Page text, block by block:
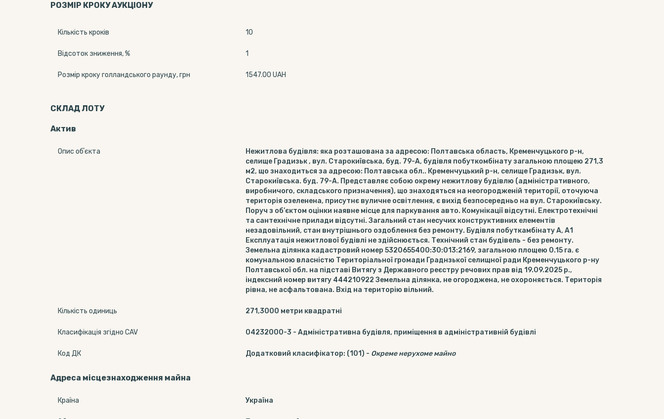
РОЗМІР КРОКУ АУКЦІОНУ
Кількість кроків 10
Відсоток зниження, % 1
Розмір кроку голландського раунду, грн 1547.00 UAH
СКЛАД ЛОТУ
Актив
Опис обʼєкта
Нежитлова будівля: яка розташована за адресою: Полтавська область, Кременчуцького р-н,
селище Градизьк , вул. Старокиївська, буд. 79-А, будівля побуткомбінату загальною площею 271,3
м2, що знаходиться за адресою: Полтавська обл.. Кременчуцький р-н, селище Градизьк, вул.
Старокиївська. буд. 79-А. Представляє собою окрему нежитлову будівлю (адміністративного,
виробничого, складського призначення), що знаходяться на неогородженій території, оточуюча
територія озеленена, присутнє вуличне освітлення, є вихід безпосередньо на вул. Старокиївську.
Поруч з об’єктом оцінки наявне місце для паркування авто. Комунікації відсутні. Електротехнічні
та сантехнічне прилади відсутні. Загальний стан несучих конструктивних елементів
незадовільний, стан внутрішнього оздоблення без ремонту. Будівля побуткамбінату А, А1
Експлуатація нежитлової будівлі не здійснюється. Технічний стан будівель - без ремонту.
Земельна ділянка кадастровий номер 5320655400:30:013:2169, загальною площею 0.15 га. є
комунальною власністю Територіальної громади Граднзької селищної ради Кременчуцького р-ну
Полтавської обл. на підставі Витягу з Державного реєстру речових прав від 19.09.2025 р.,
індексний номер витягу 444210922 Земельна ділянка, не огороджена, не охороняється. Територія
рівна, не асфальтована. Вхід на територію вільний.
Кількість одиниць 271,3000 метри квадратні
Класифікація згідно CAV 04232000-3 - Адміністративна будівля, приміщення в адміністративній будівлі
Код ДК Додатковий класифікатор: (101) - Окреме нерухоме майно
Адреса місцезнаходження майна
Країна Україна